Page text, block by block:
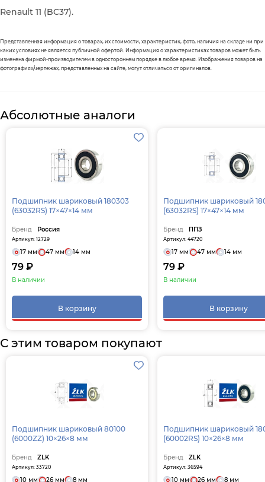
Renault 11 (BC37).
Представленная информация о товарах, их стоимости, характеристик, фото, наличия на складе ни при
каких условиях не является публичной офертой. Информация о характеристиках товаров может быть
изменена фирмой-производителем в одностороннем порядке в любое время. Изображения товаров на
фотографиях/чертежах, представленных на сайте, могут отличаться от оригиналов.
Абсолютные аналоги
Подшипник шариковый 180303
(63032RS) 17×47×14 мм
Бренд Россия
Артикул: 12729
17 мм 47 мм 14 мм
79 ₽
В наличии
В корзину
Подшипник шариковый
(63032RS) 17×47×14 мм
Бренд ППЗ
Артикул: 44720
17 мм 47 мм 14 мм
79 ₽
В наличии
В корзину
С этим товаром покупают
Подшипник шариковый 80100
(6000ZZ) 10×26×8 мм
Бренд ZLK
Артикул: 33720
10 мм 26 мм 8 мм
Подшипник шариковый
(60002RS) 10×26×8 мм
Бренд ZLK
Артикул: 36594
10 мм 26 мм 8 мм